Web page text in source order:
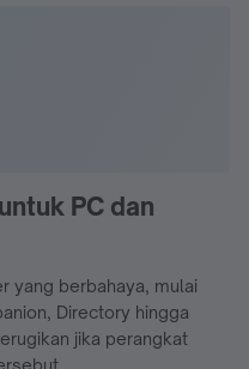
PC dan
yang berbahaya, mulai
Directory hingga
jika perangkat